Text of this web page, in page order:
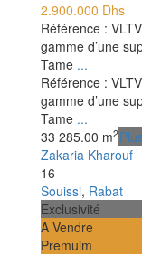
2.900.000 Dhs
Référence :
gamme d’une
Tame ...
Référence :
gamme d’une
Tame ...
33 285.00 m2
Zakaria Kharouf
16
Souissi, Rabat
Exclusivité
A Vendre
Premuim